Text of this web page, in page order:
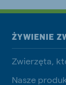
ŻYWIENIE
Zwierzęta,
Nasze